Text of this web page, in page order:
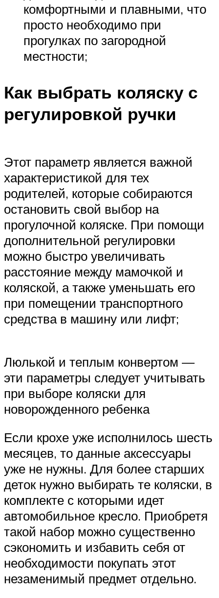
комфортными и плавными, что
просто необходимо при
прогулках по загородной
местности;
Как выбрать коляску с
регулировкой ручки
Этот параметр является важной
характеристикой для тех
родителей, которые собираются
остановить свой выбор на
прогулочной коляске. При помощи
дополнительной регулировки
можно быстро увеличивать
расстояние между мамочкой и
коляской, а также уменьшать его
при помещении транспортного
средства в машину или лифт;
Люлькой и теплым конвертом —
эти параметры следует учитывать
при выборе коляски для
новорожденного ребенка
Если крохе уже исполнилось шесть
месяцев, то данные аксессуары
уже не нужны. Для более старших
деток нужно выбирать те коляски, в
комплекте с которыми идет
автомобильное кресло. Приобретя
такой набор можно существенно
сэкономить и избавить себя от
необходимости покупать этот
незаменимый предмет отдельно.